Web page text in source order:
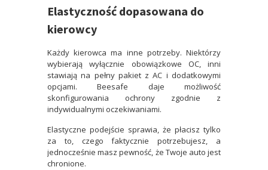
Elastyczność dopasowana do
kierowcy
Każdy kierowca ma inne potrzeby. Niektórzy
wybierają wyłącznie obowiązkowe OC, inni
stawiają na pełny pakiet z AC i dodatkowymi
opcjami. Beesafe daje możliwość
skonfigurowania ochrony zgodnie z
indywidualnymi oczekiwaniami.
Elastyczne podejście sprawia, że płacisz tylko
za to, czego faktycznie potrzebujesz, a
jednocześnie masz pewność, że Twoje auto jest
chronione.